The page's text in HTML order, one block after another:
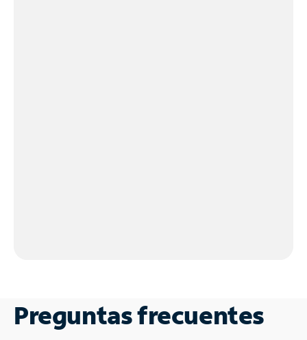
Preguntas frecuentes